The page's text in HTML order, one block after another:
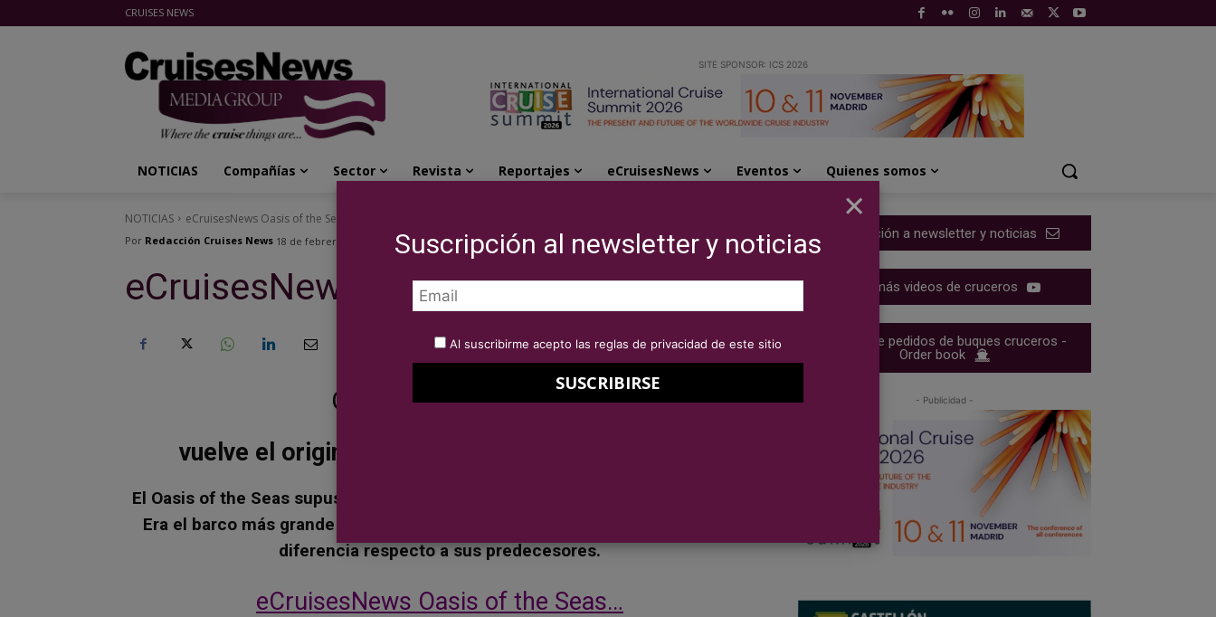
CRUISES NEWS
SITE SPONSOR: ICS 2026
NOTICIAS Compañías Sector Revista Reportajes eCruisesNews Eventos Quienes somos
NOTICIAS eCruisesNews Oasis of the Seas
Por Redacción Cruises News 18 de febrero de 2019
eCruisesNews Oasis of the Seas
Oasis of the Seas,
vuelve el original de la clase más revolucionaria
El Oasis of the Seas supuso toda una revolución con su lanzamiento en 2009.
Era el barco más grande del mundo, y el nuevo récord suponía una enorme
diferencia respecto a sus predecesores.
eCruisesNews Oasis of the Seas…
Suscripción a newsletter y noticias
Ver más videos de cruceros
Cartera de pedidos de buques cruceros -
Order book
- Publicidad -
×
Suscripción al newsletter y noticias
Al suscribirme acepto las reglas de privacidad de este sitio